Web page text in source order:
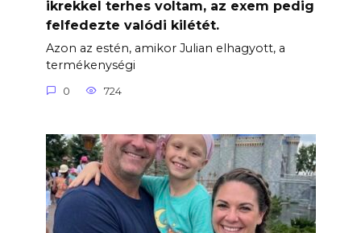
ikrekkel terhes voltam, az exem pedig
felfedezte valódi kilétét.
Azon az estén, amikor Julian elhagyott, a
termékenységi
0 724